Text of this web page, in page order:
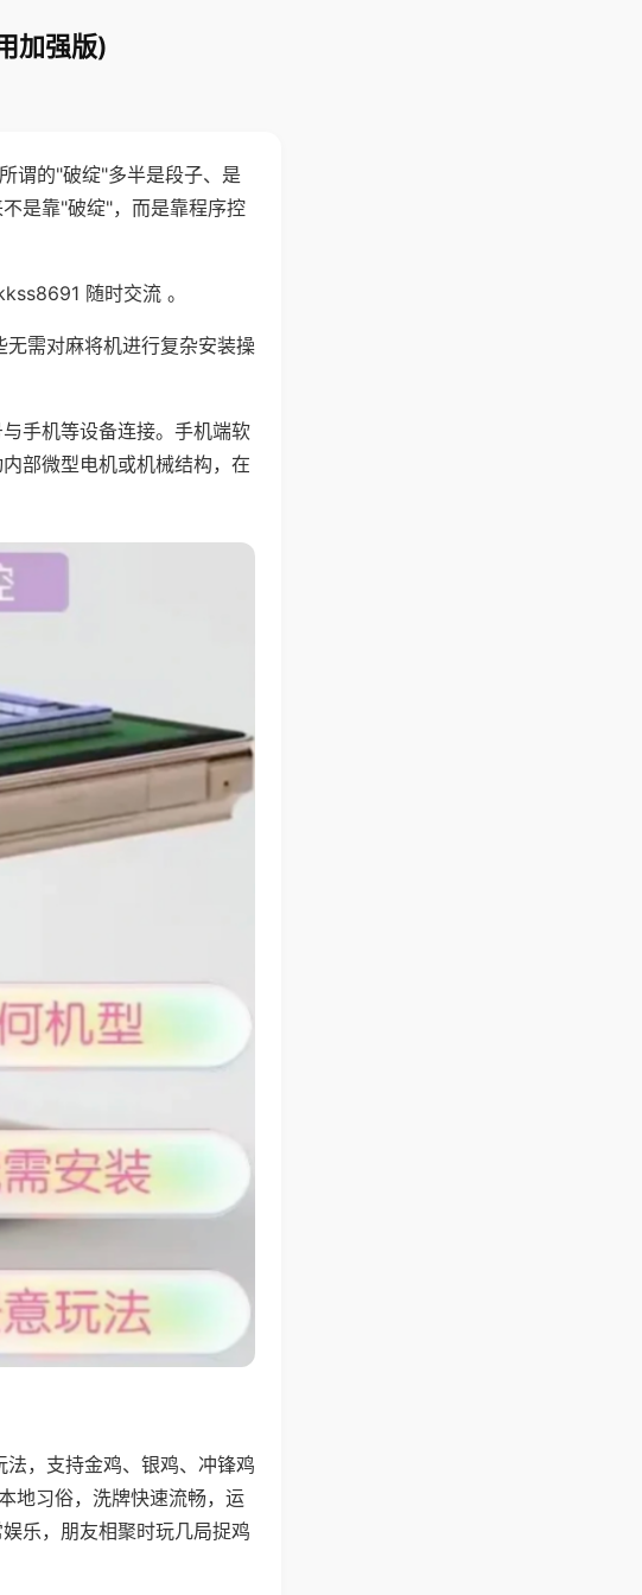
加强版)
谓的"破绽"多半是段子、是
是靠"破绽"，而是靠程序控
随时交流 。
需对麻将机进行复杂安装操
手机等设备连接。手机端软
部微型电机或机械结构，在
法，支持金鸡、银鸡、冲锋鸡
地习俗，洗牌快速流畅，运
乐，朋友相聚时玩几局捉鸡